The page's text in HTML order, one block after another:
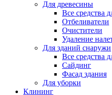
Для древесины
Все средства
Отбеливатели
Очистители
Удаление
Для зданий снаружи
Все средства
Сайдинг
Фасад здания
Для уборки
Клининг